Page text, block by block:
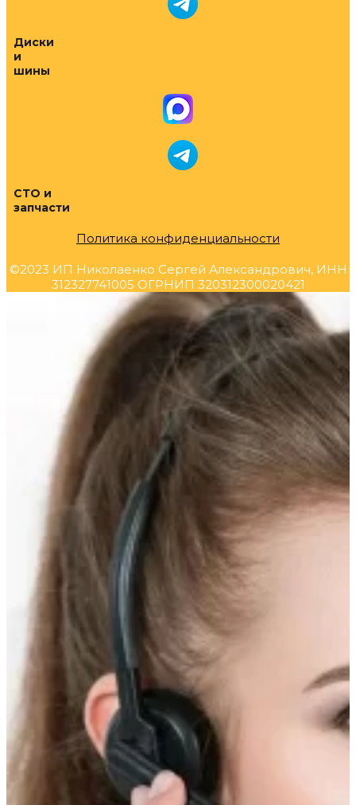
Диски
и
шины
СТО и
запчасти
Политика конфиденциальности
©2023 ИП Николаенко Сергей Александрович, ИНН
312327741005 ОГРНИП 320312300020421